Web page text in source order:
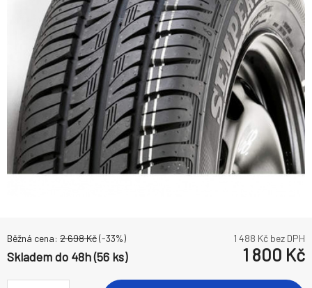
Běžná cena: 2 698Kč(-33%) 1 488 Kč bez DPH
Skladem do 48h (56 ks) 1 800 Kč